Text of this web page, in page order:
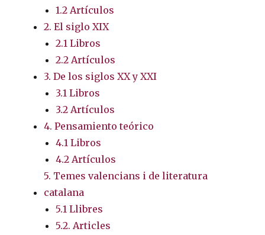
1.2 Artículos
2. El siglo XIX
2.1 Libros
2.2 Artículos
3. De los siglos XX y XXI
3.1 Libros
3.2 Artículos
4. Pensamiento teórico
4.1 Libros
4.2 Artículos
5. Temes valencians i de literatura
catalana
5.1 Llibres
5.2. Articles